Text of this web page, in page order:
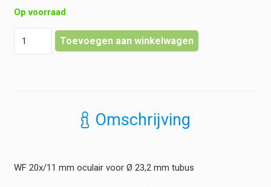
Op voorraad
Toevoegen aan winkelwagen
Omschrijving
WF 20x/11 mm oculair voor Ø 23,2 mm tubus